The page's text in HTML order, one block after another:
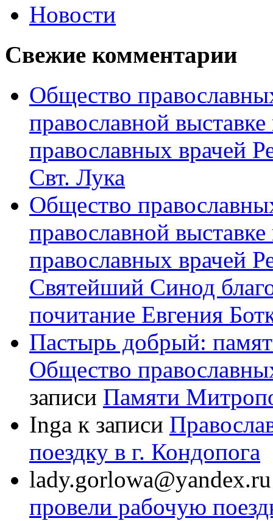
Новости
Свежие комментарии
Общество
православной
православных врачей
Свт. Лука
Общество
православной
православных врачей
Святейший Синод
почитание Евгения
Пастырь добрый:
Общество
записи Памяти
Inga к записи
поездку в г. Кондопога
lady.gorlowa@yandex.ru
провели рабочую